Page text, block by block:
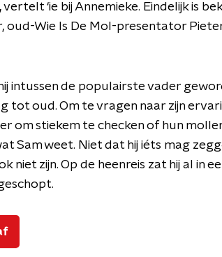
‘ie bij Annemieke. Eindelijk is
oud-Wie Is De Mol-presentator
intussen de populairste vader
tot oud. Om te vragen naar zijn
om stiekem te checken of hun
Sam weet. Niet dat hij iéts mag
niet zijn. Op de heenreis zat hij al in